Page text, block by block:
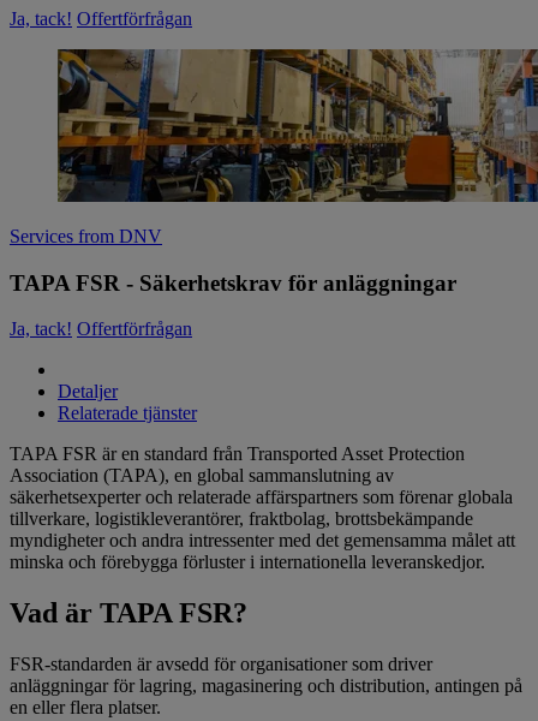
Ja, tack! Offertförfrågan
Services from DNV
TAPA FSR - Säkerhetskrav för anläggningar
Ja, tack! Offertförfrågan
Detaljer
Relaterade tjänster
TAPA FSR är en standard från Transported Asset Protection
Association (TAPA), en global sammanslutning av
säkerhetsexperter och relaterade affärspartners som förenar globala
tillverkare, logistikleverantörer, fraktbolag, brottsbekämpande
myndigheter och andra intressenter med det gemensamma målet att
minska och förebygga förluster i internationella leveranskedjor.
Vad är TAPA FSR?
FSR-standarden är avsedd för organisationer som driver
anläggningar för lagring, magasinering och distribution, antingen på
en eller flera platser.